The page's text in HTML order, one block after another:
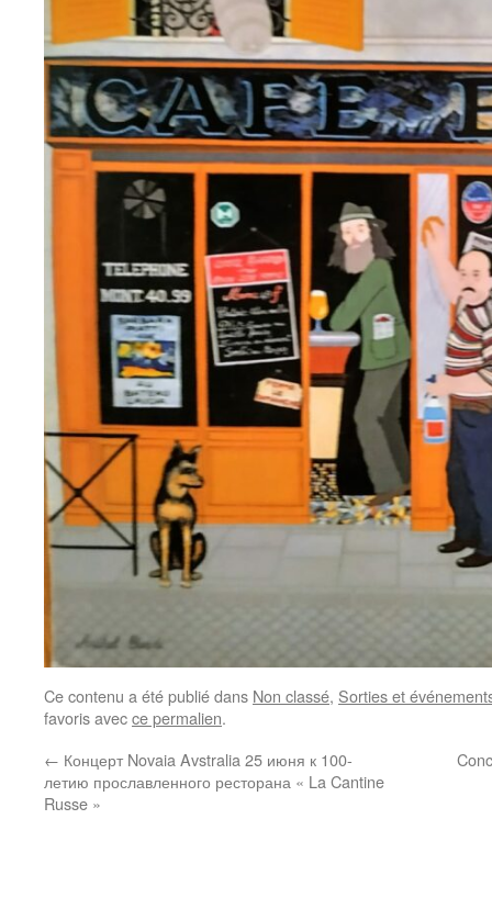
Ce contenu a été publié dans Non classé, Sorties et
favoris avecce permalien.
← Концерт Novaia Avstralia 25 июня к 100-
летию прославленного ресторана « La Cantine
Russe »